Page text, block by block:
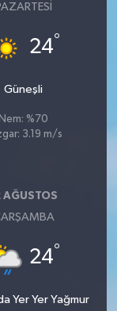
24°
Güneşli
Nem: %70
3.19 m/s
AĞUSTOS
24°
Yer Yer Yağmur